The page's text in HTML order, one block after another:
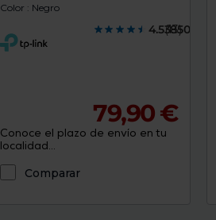
Color : Negro
4.5385000
(13)
79,90 €
Conoce el plazo de envío en tu
localidad...
Comparar